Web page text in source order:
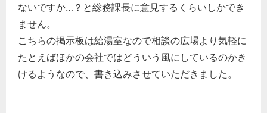
ないですか…？と総務課長に意見するくらいしかでき
ません。
こちらの掲示板は給湯室なので相談の広場より気軽に
たとえばほかの会社ではどういう風にしているのかき
けるようなので、書き込みさせていただきました。